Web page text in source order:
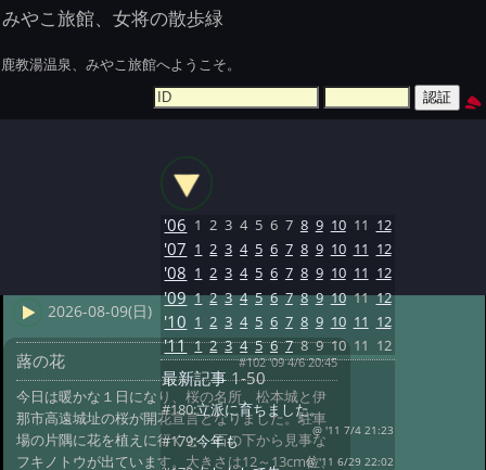
みやこ旅館、女将の散歩緑
鹿教湯温泉、みやこ旅館へようこそ。
2026-08-09(日)
蕗の花 #102 '09 4/6 20:45
今日は暖かな１日になり、桜の名所、松本城と伊
那市高遠城址の桜が開花宣言となりました。駐車
場の片隅に花を植えに行くと、石の下から見事な
フキノトウが出ています。大きさは12～13cm位、
'06 1 2 3 4 5 6 7 8 9 10 11 12
'07 1 2 3 4 5 6 7 8 9 10 11 12
'08 1 2 3 4 5 6 7 8 9 10 11 12
'09 1 2 3 4 5 6 7 8 9 10 11 12
'10 1 2 3 4 5 6 7 8 9 10 11 12
'11 1 2 3 4 5 6 7 8 9 10 11 12
最新記事1-50
#180:立派に育ちました。
@ '11 7/4 21:23
#179:今年も
@ '11 6/29 22:02